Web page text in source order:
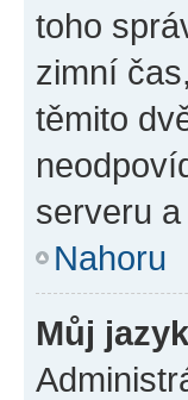
toho
zimní
těmito
serveru
Nahoru
Můj